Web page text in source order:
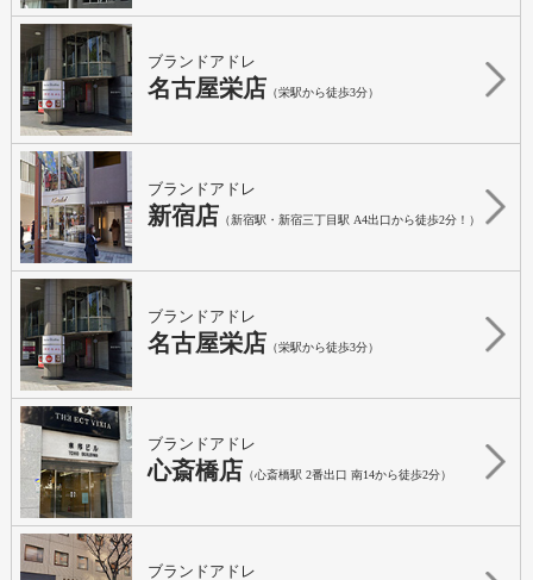
ブランドアドレ
名古屋栄店 （栄駅から徒歩3分）
ブランドアドレ
新宿店 （新宿駅・新宿三丁目駅 A4出口から徒歩2分！）
ブランドアドレ
名古屋栄店 （栄駅から徒歩3分）
ブランドアドレ
心斎橋店 （心斎橋駅 2番出口 南14から徒歩2分）
ブランドアドレ